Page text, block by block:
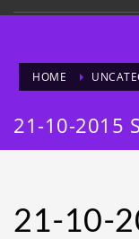
HOME
21-10-2015
21-10-